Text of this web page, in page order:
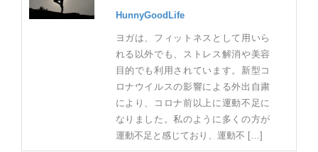
HunnyGoodLife
ヨガは、フィットネスとして用いら
れる以外でも、ストレス解消や美容
目的でも利用されています。新型コ
ロナウイルスの影響による外出自粛
により、コロナ前以上に運動不足に
なりました。私のように多くの方が
運動不足と感じており、運動不 […]